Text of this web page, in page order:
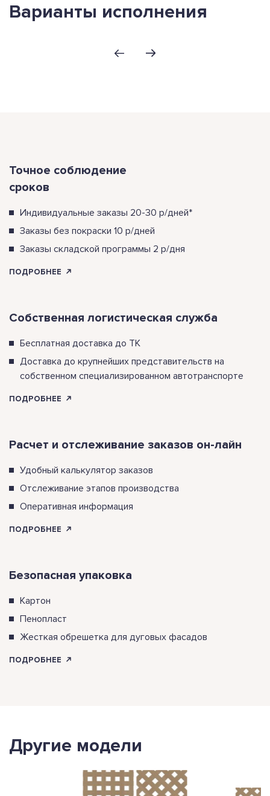
Варианты исполнения
Точное соблюдение
сроков
Индивидуальные заказы 20-30 р/дней*
Заказы без покраски 10 р/дней
Заказы складской программы 2 р/дня
ПОДРОБНЕЕ
Собственная логистическая служба
Бесплатная доставка до ТК
Доставка до крупнейших представительств на
собственном специализированном автотранспорте
ПОДРОБНЕЕ
Расчет и отслеживание заказов он-лайн
Удобный калькулятор заказов
Отслеживание этапов производства
Оперативная информация
ПОДРОБНЕЕ
Безопасная упаковка
Картон
Пенопласт
Жесткая обрешетка для дуговых фасадов
ПОДРОБНЕЕ
Другие модели